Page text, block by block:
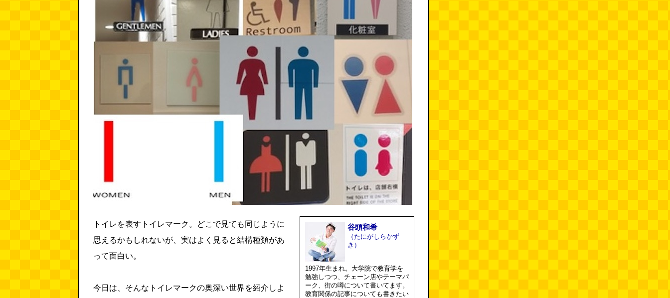
トイレを表すトイレマーク。どこで見ても同じように
思えるかもしれないが、実はよく見ると結構種類があ
って面白い。
今日は、そんなトイレマークの奥深い世界を紹介しよ
谷頭和希
（たにがしらかず
き）
1997年生まれ。大学院で教育学を
勉強しつつ、チェーン店やテーマパ
ーク、街の噂について書いてます。
教育関係の記事についても書きたい